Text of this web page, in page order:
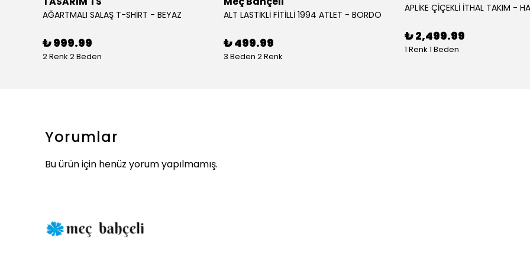
AĞARTMALI SALAŞ T-SHİRT - BEYAZ
₺ 999.99
2 Renk 2 Beden
ALT LASTİKLİ FİTİLLİ 1994 ATLET - BORDO
₺ 499.99
3 Beden 2 Renk
APLİKE ÇİÇEKLİ İTHAL TAKIM -
₺ 2,499.99
1 Renk 1 Beden
Yorumlar
Bu ürün için henüz yorum yapılmamış.